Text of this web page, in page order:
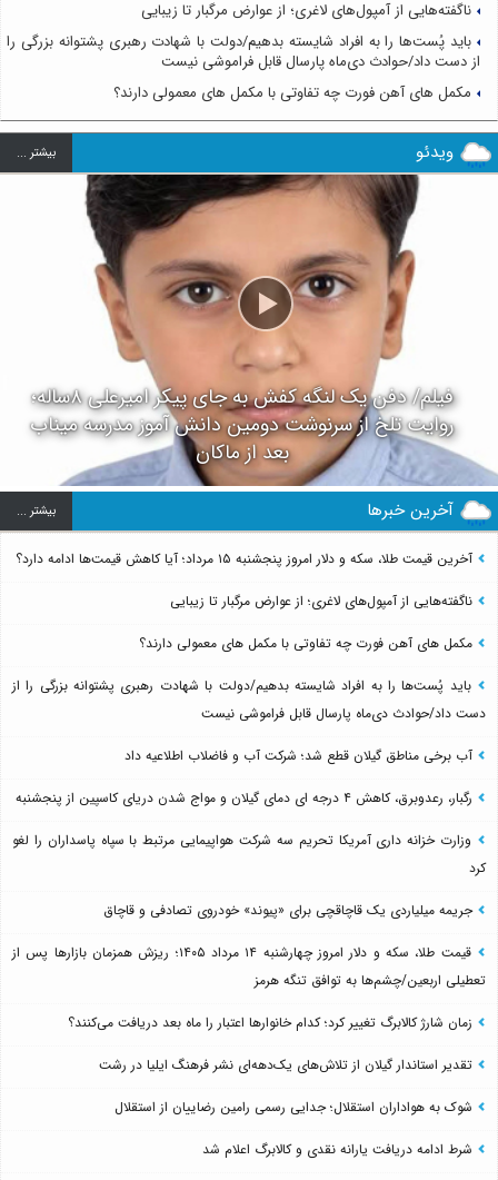
ناگفته‌هایی از آمپول‌های لاغری؛ از عوارض مرگبار تا زیبایی
باید پُست‌ها را به افراد شایسته بدهیم/دولت با شهادت رهبری پشتوانه بزرگی را
از دست داد/حوادث دی‌ماه پارسال قابل فراموشی نیست
مکمل های آهن فورت چه تفاوتی با مکمل های معمولی دارند؟
ویدئو بيشتر ...
فیلم/ دفن یک لنگه کفش به جای پیکر امیرعلی ۸ساله؛
روایت تلخ از سرنوشت دومین دانش آموز مدرسه میناب
بعد از ماکان
آخرین خبرها بيشتر ...
آخرین قیمت طلا، سکه و دلار امروز پنجشنبه ۱۵ مرداد؛ آیا کاهش قیمت‌ها ادامه دارد؟
ناگفته‌هایی از آمپول‌های لاغری؛ از عوارض مرگبار تا زیبایی
مکمل های آهن فورت چه تفاوتی با مکمل های معمولی دارند؟
باید پُست‌ها را به افراد شایسته بدهیم/دولت با شهادت رهبری پشتوانه بزرگی را از
دست داد/حوادث دی‌ماه پارسال قابل فراموشی نیست
آب برخی مناطق گیلان قطع شد؛ شرکت آب و فاضلاب اطلاعیه داد
رگبار، رعدوبرق، کاهش ۴ درجه ای دمای گیلان و مواج شدن دریای کاسپین از پنجشنبه
وزارت خزانه داری آمریکا تحریم سه شرکت هواپیمایی مرتبط با سپاه پاسداران را لغو
کرد
جریمه میلیاردی یک قاچاقچی برای «پیوند» خودروی تصادفی و قاچاق
قیمت طلا، سکه و دلار امروز چهارشنبه ۱۴ مرداد ۱۴۰۵؛ ریزش همزمان بازارها پس از
تعطیلی اربعین/چشم‌ها به توافق تنگه هرمز
زمان شارژ کالابرگ تغییر کرد؛ کدام خانوارها اعتبار را ماه بعد دریافت می‌کنند؟
تقدیر استاندار گیلان از تلاش‌های یک‌دهه‌ای نشر فرهنگ ایلیا در رشت
شوک به هواداران استقلال؛ جدایی رسمی رامین رضاییان از استقلال
شرط ادامه دریافت یارانه نقدی و کالابرگ اعلام شد